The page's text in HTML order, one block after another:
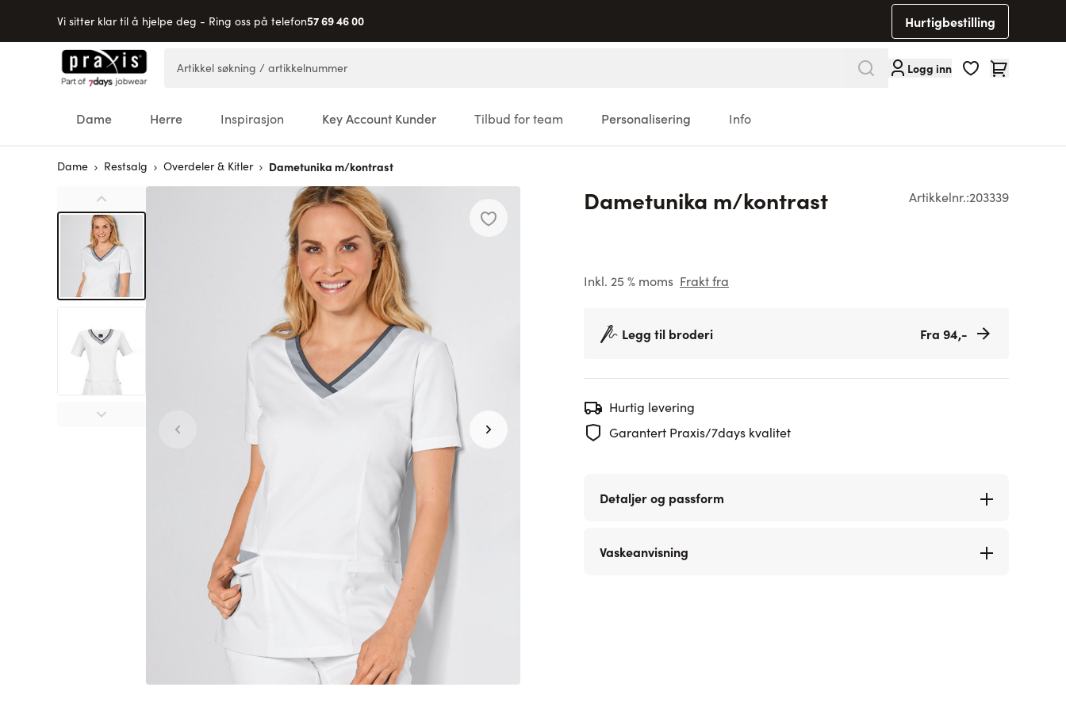
Vi sitter klar til å hjelpe deg - Ring oss på telefon57 69 46 00 Hurtigbestilling
Hopp til innhold
Logg inn Cart
Dame Herre Inspirasjon Key Account Kunder Tilbud for team Personalisering Info
Dame Restsalg Overdeler & Kitler Dametunika m/kontrast
Artikkelnr.:203339
Dametunika m/kontrast
Inkl. 25 % moms Frakt fra
Legg til broderi Fra 94,-
Hurtig levering
Garantert Praxis/7days kvalitet
Detaljer og passform
Vaskeanvisning